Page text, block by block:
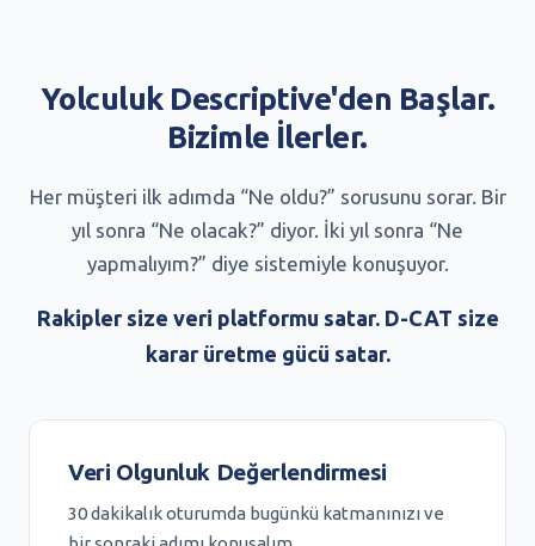
Yolculuk Descriptive'den Başlar.
Bizimle İlerler.
Her müşteri ilk adımda “Ne oldu?” sorusunu sorar. Bir
yıl sonra “Ne olacak?” diyor. İki yıl sonra “Ne
yapmalıyım?” diye sistemiyle konuşuyor.
Rakipler size veri platformu satar. D-CAT size
karar üretme gücü satar.
Veri Olgunluk Değerlendirmesi
30 dakikalık oturumda bugünkü katmanınızı ve